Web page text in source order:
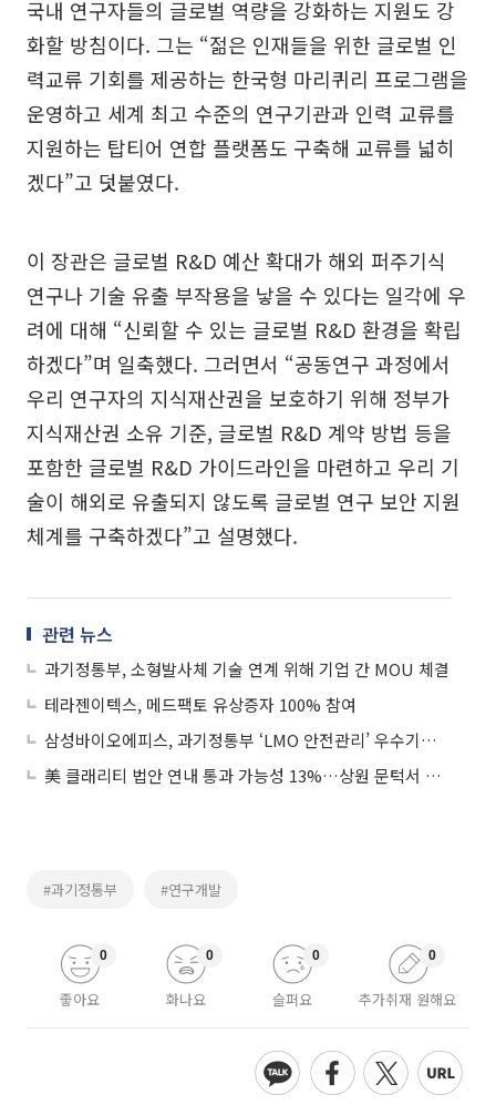
국내 연구자들의 글로벌 역량을 강화하는 지원도 강
화할 방침이다. 그는 “젊은 인재들을 위한 글로벌 인
력교류 기회를 제공하는 한국형 마리퀴리 프로그램을
운영하고 세계 최고 수준의 연구기관과 인력 교류를
지원하는 탑티어 연합 플랫폼도 구축해 교류를 넓히
겠다”고 덧붙였다.
이 장관은 글로벌 R&D 예산 확대가 해외 퍼주기식
연구나 기술 유출 부작용을 낳을 수 있다는 일각에 우
려에 대해 “신뢰할 수 있는 글로벌 R&D 환경을 확립
하겠다”며 일축했다. 그러면서 “공동연구 과정에서
우리 연구자의 지식재산권을 보호하기 위해 정부가
지식재산권 소유 기준, 글로벌 R&D 계약 방법 등을
포함한 글로벌 R&D 가이드라인을 마련하고 우리 기
술이 해외로 유출되지 않도록 글로벌 연구 보안 지원
체계를 구축하겠다”고 설명했다.
관련 뉴스
과기정통부, 소형발사체 기술 연계 위해 기업 간 MOU 체결
테라젠이텍스, 메드팩토 유상증자 100% 참여
삼성바이오에피스, 과기정통부 ‘LMO 안전관리’ 우수기관 선정
美 클래리티 법안 연내 통과 가능성 13%…상원 문턱서 제동
#과기정통부 #연구개발
좋아요
0
화나요
0
슬퍼요
0
추가취재 원해요
0